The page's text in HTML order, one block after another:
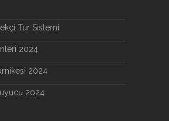
Tur Sistemi
2024
2024
2024